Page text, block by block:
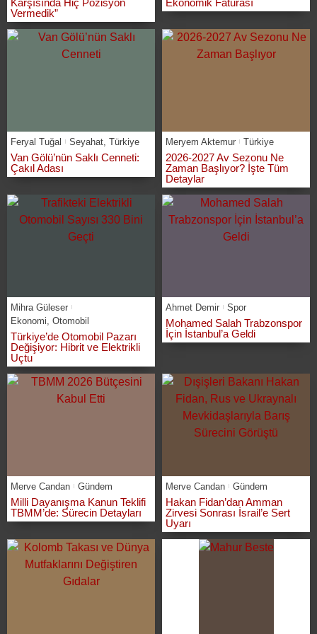
Vermedik”
Feryal Tuğal Seyahat Türkiye
Van Gölü’nün Saklı Cenneti:
Çakıl Adası
Meryem Aktemur Türkiye
2026-2027 Av Sezonu Ne
Zaman Başlıyor? İşte Tüm
Detaylar
Mihra Güleser
Ekonomi Otomobil
Türkiye’de Otomobil Pazarı
Değişiyor: Hibrit ve Elektrikli
Uçtu
Ahmet Demir Spor
Mohamed Salah Trabzonspor
İçin İstanbul’a Geldi
Merve Candan Gündem
Milli Dayanışma Kanun Teklifi
TBMM’de: Sürecin Detayları
Merve Candan Gündem
Hakan Fidan’dan Amman
Zirvesi Sonrası İsrail’e Sert
Uyarı